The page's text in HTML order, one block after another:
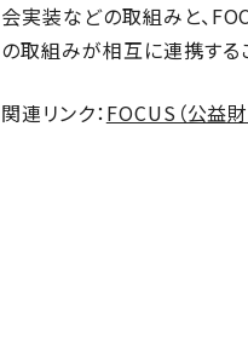
会実装などの取組みと、
の取組みが相互に連携する
関連リンク：FOCUS（公益